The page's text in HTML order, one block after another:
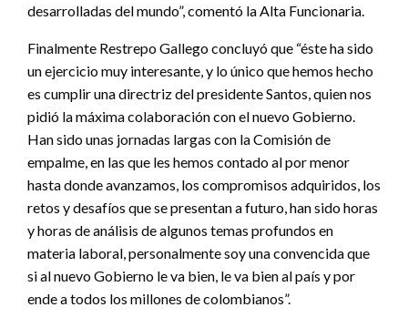
desarrolladas del mundo”, comentó la Alta Funcionaria.
Finalmente Restrepo Gallego concluyó que “éste ha sido
un ejercicio muy interesante, y lo único que hemos hecho
es cumplir una directriz del presidente Santos, quien nos
pidió la máxima colaboración con el nuevo Gobierno.
Han sido unas jornadas largas con la Comisión de
empalme, en las que les hemos contado al por menor
hasta donde avanzamos, los compromisos adquiridos, los
retos y desafíos que se presentan a futuro, han sido horas
y horas de análisis de algunos temas profundos en
materia laboral, personalmente soy una convencida que
si al nuevo Gobierno le va bien, le va bien al país y por
ende a todos los millones de colombianos”.